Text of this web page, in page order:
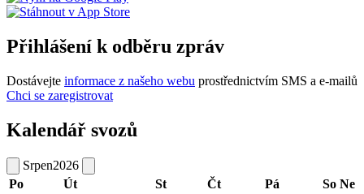
Přihlášení k odběru zpráv
Dostávejte informace z našeho webu prostřednictvím SMS a e-mailů
Chci se zaregistrovat
Kalendář svozů
Srpen2026
Po
Út St Čt Pá So Ne